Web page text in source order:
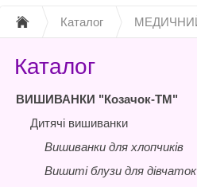
Каталог
Каталог
ВИШИВАНКИ "Козачок-ТМ"
Дитячі вишиванки
Вишиванки для хлопчиків
Вишиті блузи для дівчаток